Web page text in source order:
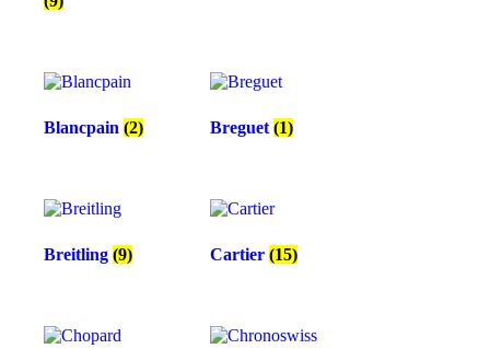
Blancpain (2) Breguet (1)
Breitling (9) Cartier (15)